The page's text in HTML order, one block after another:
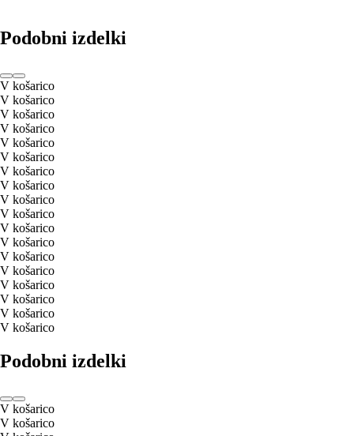
Podobni izdelki
V košarico
V košarico
V košarico
V košarico
V košarico
V košarico
V košarico
V košarico
V košarico
V košarico
V košarico
V košarico
V košarico
V košarico
V košarico
V košarico
V košarico
V košarico
Podobni izdelki
V košarico
V košarico